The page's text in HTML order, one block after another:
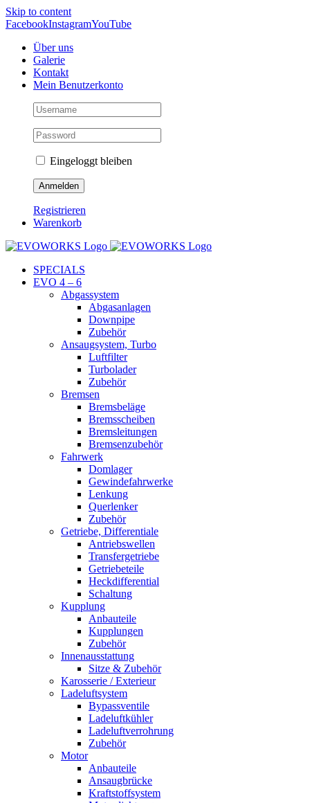
Skip to content
FacebookInstagramYouTube
Über uns
Galerie
Kontakt
Mein Benutzerkonto
Eingeloggt bleiben
Registrieren
Warenkorb
SPECIALS
EVO 4 – 6
Abgassystem
Abgasanlagen
Downpipe
Zubehör
Ansaugsystem, Turbo
Luftfilter
Turbolader
Zubehör
Bremsen
Bremsbeläge
Bremsscheiben
Bremsleitungen
Bremsenzubehör
Fahrwerk
Domlager
Gewindefahrwerke
Lenkung
Querlenker
Zubehör
Getriebe, Differentiale
Antriebswellen
Transfergetriebe
Getriebeteile
Heckdifferential
Schaltung
Kupplung
Anbauteile
Kupplungen
Zubehör
Innenausstattung
Sitze & Zubehör
Karosserie / Exterieur
Ladeluftsystem
Bypassventile
Ladeluftkühler
Ladeluftverrohrung
Zubehör
Motor
Anbauteile
Ansaugbrücke
Kraftstoffsystem